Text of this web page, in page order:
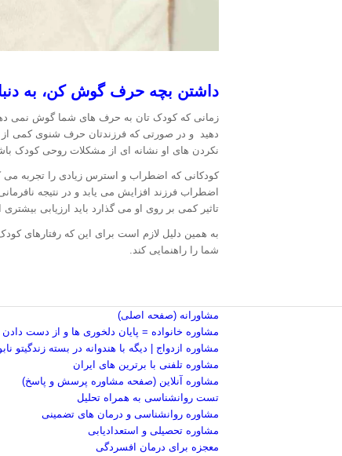
داشتن بچه حرف گوش کن، به
زمانی که کودک تان به حرف های شما گوش نمی دهد
دهید و در صورتی که فرزندتان حرف شنوی کمی از
نکردن های او نشانه ای از مشکلات روحی کودک
کودکانی که اضطراب و استرس زیادی را تجربه می
اضطراب فرزند افزایش می یابد و در نتیجه
تاثیر کمی بر روی او می گذارد باید ارزیابی
به همین دلیل لازم است برای این که رفتارهای
شما را راهنمایی کند.
مشاورانه (صفحه اصلی)
مشاوره خانواده = پایان دلخوری ها و از دست دادن
مشاوره ازدواج | دیگه با هندوانه در بسته زندگیتو
مشاوره تلفنی با برترین های ایران
مشاوره آنلاین (صفحه مشاوره پرسش و پاسخ)
تست روانشناسی به همراه تحلیل
مشاوره روانشناسی و درمان های تضمینی
مشاوره تحصیلی و استعدادیابی
معجزه برای درمان افسردگی